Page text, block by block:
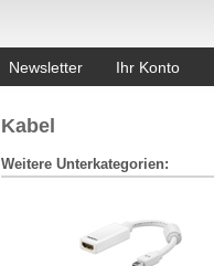
Newsletter Ihr Konto
Kabel
Weitere Unterkategorien: